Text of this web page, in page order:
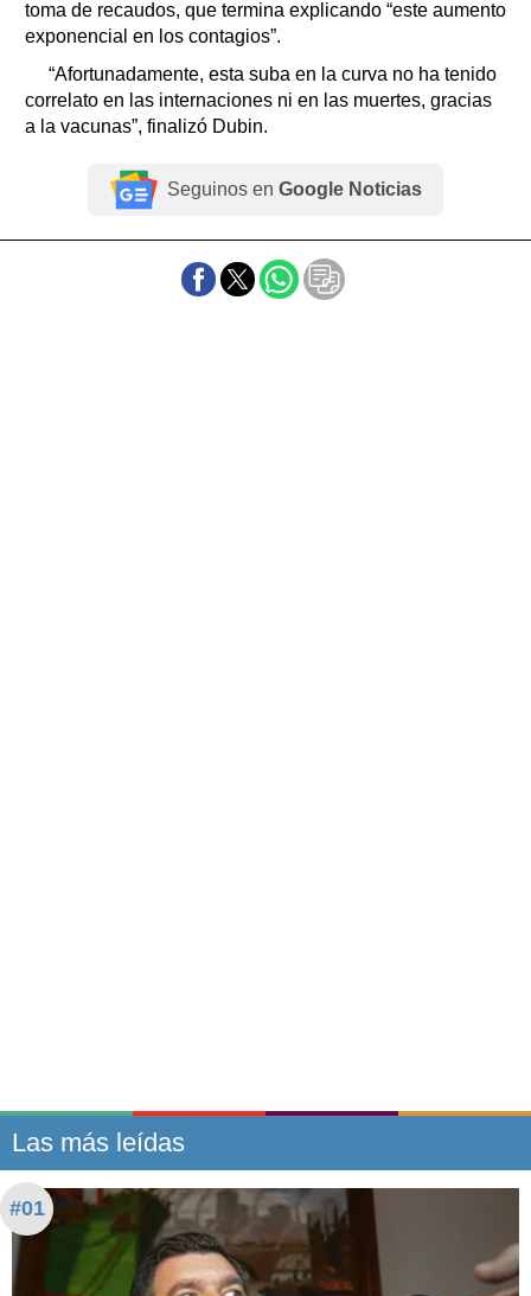
toma de recaudos, que termina explicando “este aumento
exponencial en los contagios”.
“Afortunadamente, esta suba en la curva no ha tenido
correlato en las internaciones ni en las muertes, gracias
a la vacunas”, finalizó Dubin.
Seguinos en Google Noticias
Las más leídas
#01